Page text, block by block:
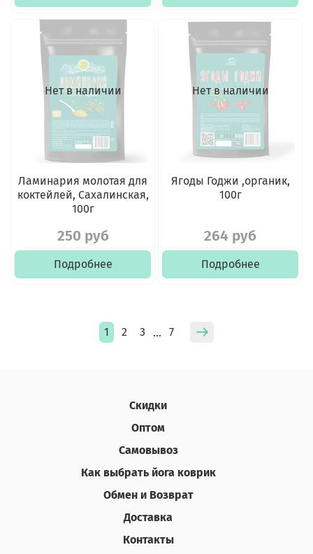
Нет в наличии
Ламинария молотая для
коктейлей, Сахалинская,
100г
250 руб
Подробнее
Нет в наличии
Ягоды Годжи ,органик,
100г
264 руб
Подробнее
1 2 3 … 7
Скидки
Оптом
Самовывоз
Как выбрать йога коврик
Обмен и Возврат
Доставка
Контакты